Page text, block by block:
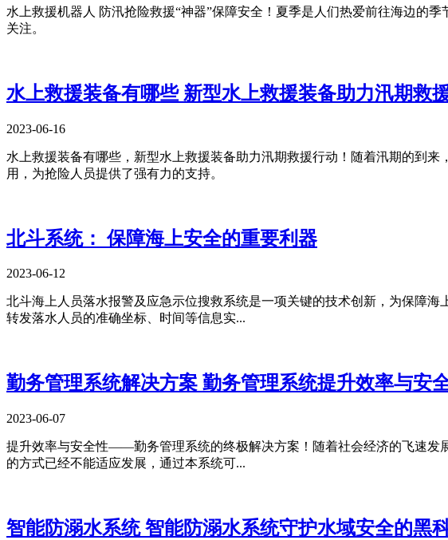
水上救援机器人 防汛抢险救援“神器”保障安全！​夏季是人们热爱前往海边的
关注。
水上救援装备有哪些 新型水上救援装备助力汛期救
2023-06-16
水上救援装备有哪些，新型水上救援装备助力汛期救援行动！随着汛期的到
用，为抢险人员提供了强有力的支持。​
北斗系统： 保障海上安全的重要利器
2023-06-12
北斗海上人员落水报警及应急示位搜救系统是一项关键的技术创新，为保障
转发落水人员的准确坐标、时间等信息实...
勤务管理系统解决方案 勤务管理系统提升效率与安
2023-06-07
提升效率与安全性——勤务管理系统的终极解决方案！随着社会经济的飞速发
的方式已经不能适应发展，通过本系统可...
智能防溺水系统 智能防溺水系统守护水域安全的黑